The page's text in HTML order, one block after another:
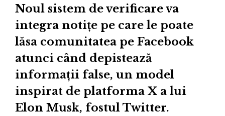
Noul sistem de verificare va
integra notițe pe care le poate
lăsa comunitatea pe Facebook
atunci când depistează
informații false, un model
inspirat de platforma X a lui
Elon Musk, fostul Twitter.